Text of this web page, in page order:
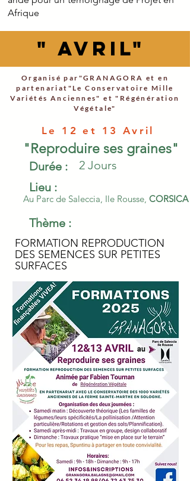
Afrique
" AVRIL"
Organisé par"GRANAGORA et en
partenariat"Le Conservatoire Mille
Variétés Anciennes" et "Régénération
Végétale"
Le 12 et 13 Avril
"Reproduire ses graines"
Durée :
2 Jours
Lieu :
Au Parc de Saleccia, Ile Rousse, CORSICA
Thème :
FORMATION REPRODUCTION
DES SEMENCES SUR PETITES
SURFACES